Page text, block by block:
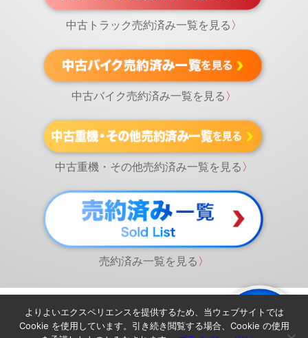
中古トラック売約済み一覧を見る 〉
中古バイク売約済み一覧を見る 〉
中古重機・その他売約済み一覧を見る 〉
売約済み一覧を見る 〉
よりよいエクスペリエンスを提供するため、当ウェブサイトでは
Cookie を使用しています。引き続き閲覧する場合、Cookie の使用